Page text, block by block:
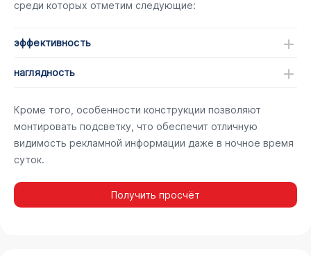
среди которых отметим следующие:
эффективность
наглядность
Кроме того, особенности конструкции позволяют
монтировать подсветку, что обеспечит отличную
видимость рекламной информации даже в ночное время
суток.
Получить просчёт